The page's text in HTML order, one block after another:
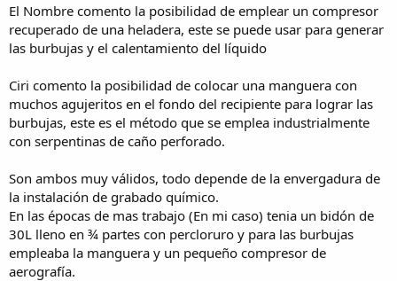
El Nombre comento la posibilidad de emplear un compresor
recuperado de una heladera, este se puede usar para generar
las burbujas y el calentamiento del líquido
Ciri comento la posibilidad de colocar una manguera con
muchos agujeritos en el fondo del recipiente para lograr las
burbujas, este es el método que se emplea industrialmente
con serpentinas de caño perforado.
Son ambos muy válidos, todo depende de la envergadura de
la instalación de grabado químico.
En las épocas de mas trabajo (En mi caso) tenia un bidón de
30L lleno en ¾ partes con percloruro y para las burbujas
empleaba la manguera y un pequeño compresor de
aerografía.